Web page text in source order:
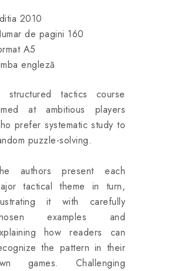
2010
de pagini 160
A5
engleză
structured tactics course
at ambitious players
prefer systematic study to
puzzle-solving.
authors present each
tactical theme in turn,
it with carefully
examples and
how readers can
the pattern in their
games. Challenging